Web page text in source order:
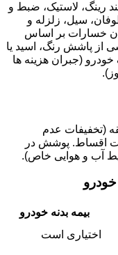
رینگ، لاستیک، ضبط و
سیل، زلزله و
خسارات بر اساس
از پاشش رنگ، اسید یا
(جبران هزینه ها
(تخفیفات عدم
اقساط. پوشش در
آب و هوایی خاص).
بیمه بدنه خودرو
اختیاری است